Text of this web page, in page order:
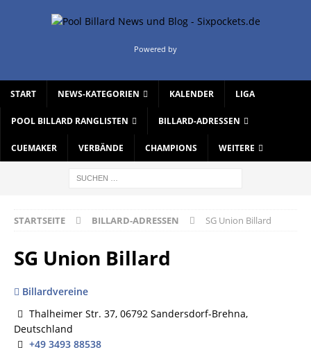
Powered by
START NEWS-KATEGORIEN KALENDER LIGA
POOL BILLARD RANGLISTEN BILLARD-ADRESSEN
CUEMAKER VERBÄNDE CHAMPIONS WEITERE
STARTSEITE BILLARD-ADRESSEN SG Union Billard
SG Union Billard
Billardvereine
Thalheimer Str. 37, 06792 Sandersdorf-Brehna,
Deutschland
+49 3493 88538